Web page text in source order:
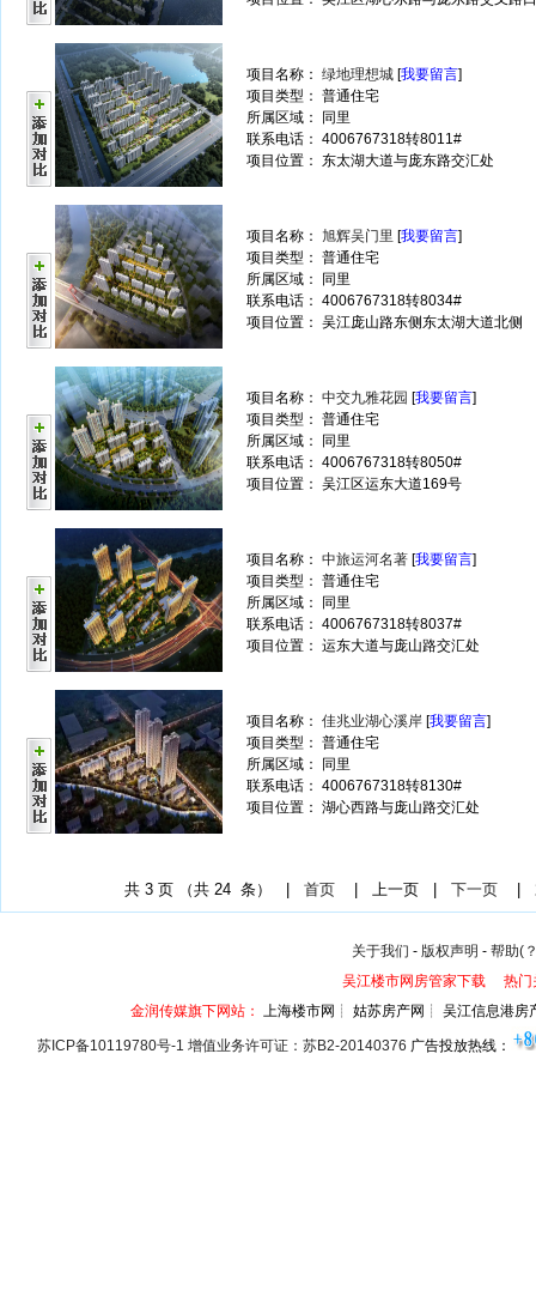
项目名称： 绿地理想城 [我要留言]
项目类型： 普通住宅
所属区域： 同里
联系电话： 4006767318转8011#
项目位置： 东太湖大道与庞东路交汇处
项目名称： 旭辉吴门里 [我要留言]
项目类型： 普通住宅
所属区域： 同里
联系电话： 4006767318转8034#
项目位置： 吴江庞山路东侧东太湖大道北侧
项目名称： 中交九雅花园 [我要留言]
项目类型： 普通住宅
所属区域： 同里
联系电话： 4006767318转8050#
项目位置： 吴江区运东大道169号
项目名称： 中旅运河名著 [我要留言]
项目类型： 普通住宅
所属区域： 同里
联系电话： 4006767318转8037#
项目位置： 运东大道与庞山路交汇处
项目名称： 佳兆业湖心溪岸 [我要留言]
项目类型： 普通住宅
所属区域： 同里
联系电话： 4006767318转8130#
项目位置： 湖心西路与庞山路交汇处
共 3 页 （共 24 条） | 首页 上一页 下一页
关于我们 - 版权声明 - 帮助(
吴江楼市网房管家下载
热门
金润传媒旗下网站： 上海楼市网┊ 姑苏房产网┊ 吴江信息港
苏ICP备10119780号-1 增值业务许可证：苏B2-20140376 广告投放热线：